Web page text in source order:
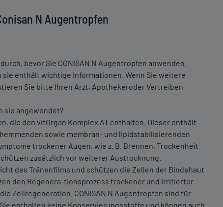
N Augentropfen
bevor Sie CONISAN N Augentropfen anwenden.
enthält wichtige Informationen. Wenn Sie weitere
Sie bitte Ihren Arzt, Apothekeroder Vertreiben
sie angewendet?
die den vitOrgan Komplex AT enthalten. Dieser enthält
sowie membran- und lipidstabilisierenden
trockener Augen, wie z. B. Brennen, Trockenheit
zusätzlich vor weiterer Austrocknung.
des Tränenfilms und schützen die Zellen der Bindehaut
den Regenera-tionsprozess trockener und irritierter
Zellregeneration. CONISAN N Augentropfen sind für
enthalten keine Konservierungsstoffe und können auch